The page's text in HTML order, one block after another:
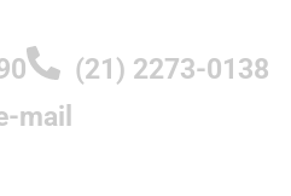
(21) 2273-0138
mail